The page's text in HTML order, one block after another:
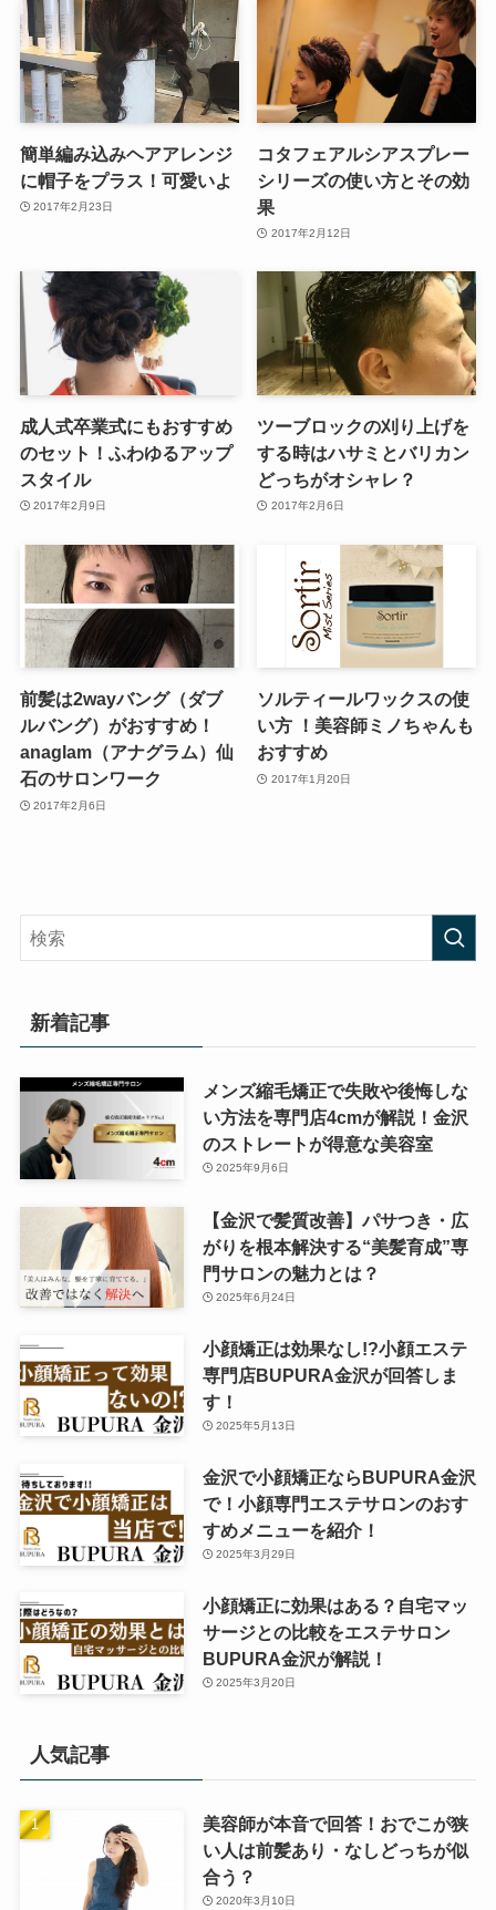
簡単編み込みヘアアレンジ
に帽子をプラス！可愛いよ
2017年2月23日
コタフェアルシアスプレー
シリーズの使い方とその効
果
2017年2月12日
成人式卒業式にもおすすめ
のセット！ふわゆるアップ
スタイル
2017年2月9日
ツーブロックの刈り上げを
する時はハサミとバリカン
どっちがオシャレ？
2017年2月6日
前髪は2wayバング（ダブ
ルバング）がおすすめ！
anaglam（アナグラム）仙
石のサロンワーク
2017年2月6日
ソルティールワックスの使
い方 ！美容師ミノちゃんも
おすすめ
2017年1月20日
新着記事
メンズ縮毛矯正で失敗や後悔しな
い方法を専門店4cmが解説！金沢
のストレートが得意な美容室
2025年9月6日
【金沢で髪質改善】パサつき・広
がりを根本解決する“美髪育成”専
門サロンの魅力とは？
2025年6月24日
小顔矯正は効果なし!?小顔エステ
専門店BUPURA金沢が回答しま
す！
2025年5月13日
金沢で小顔矯正ならBUPURA金沢
で！小顔専門エステサロンのおす
すめメニューを紹介！
2025年3月29日
小顔矯正に効果はある？自宅マッ
サージとの比較をエステサロン
BUPURA金沢が解説！
2025年3月20日
人気記事
美容師が本音で回答！おでこが狭
い人は前髪あり・なしどっちが似
合う？
2020年3月10日